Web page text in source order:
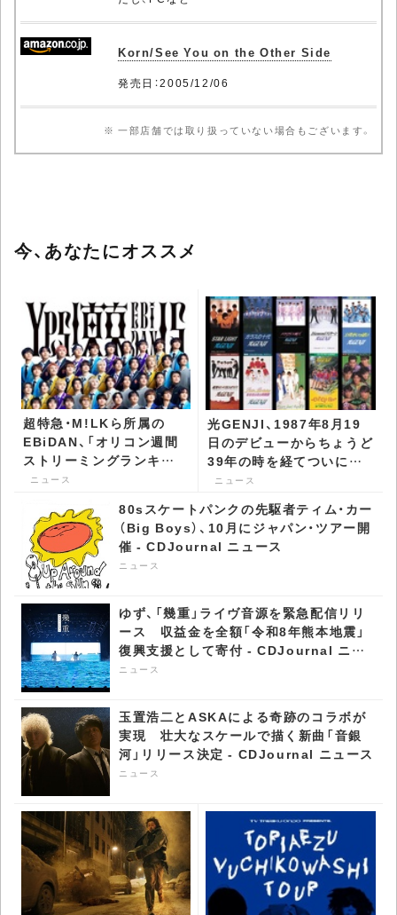
Korn/See You on the Other Side
発売日：2005/12/06
※ 一部店舗では取り扱っていない場合もございます。
今、あなたにオススメ
超特急・M!LKら所属の
EBiDAN、「オリコン週間
ストリーミングランキン
グ」で3週連続1位 -
ニュース
光GENJI、1987年8月19
日のデビューからちょうど
39年の時を経てついにサ
ブスクとDL配信が解禁 -
CDJournal ニュース
ニュース
80sスケートパンクの先駆者ティム・カー
（Big Boys）、10月にジャパン・ツアー開
催 - CDJournal ニュース
ニュース
ゆず、「幾重」ライヴ音源を緊急配信リリ
ース 収益金を全額「令和8年熊本地震」
復興支援として寄付 - CDJournal ニュ
ース
ニュース
玉置浩二とASKAによる奇跡のコラボが
実現 壮大なスケールで描く新曲「音銀
河」リリース決定 - CDJournal ニュース
ニュース